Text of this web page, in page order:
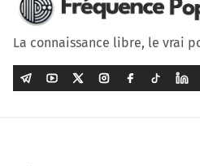
La connaissance libre, le vrai